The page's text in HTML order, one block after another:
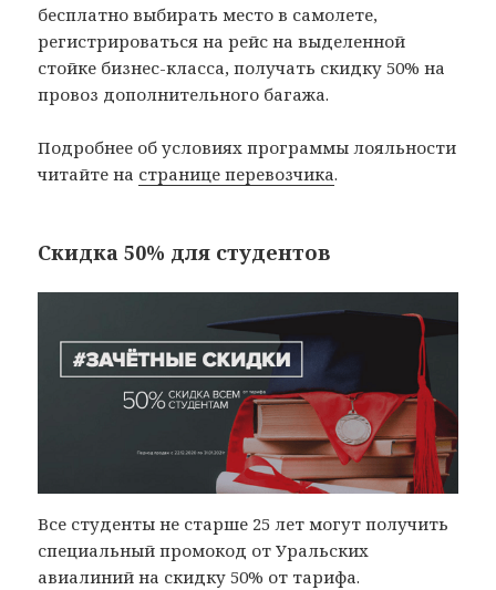
бесплатно выбирать место в самолете,
регистрироваться на рейс на выделенной
стойке бизнес-класса, получать скидку 50% на
провоз дополнительного багажа.
Подробнее об условиях программы лояльности
читайте на странице перевозчика.
Скидка 50% для студентов
Все студенты не старше 25 лет могут получить
специальный промокод от Уральских
авиалиний на скидку 50% от тарифа.